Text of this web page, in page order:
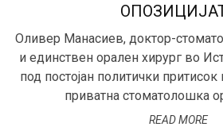
Оливер Манасиев, доктор-
и единствен орален хирург во
под постојан политички притисок
приватна стоматолошка
READ MORE